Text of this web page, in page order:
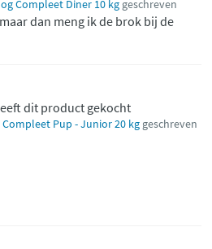
Compleet Diner 10 kg geschreven
dan meng ik de brok bij de
dit product gekocht
Pup - Junior 20 kg geschreven